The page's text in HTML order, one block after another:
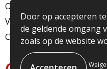
Over ons
Veelgestelde vragen
Contact
Door op accepteren
de geldende omgang
zoals op de website